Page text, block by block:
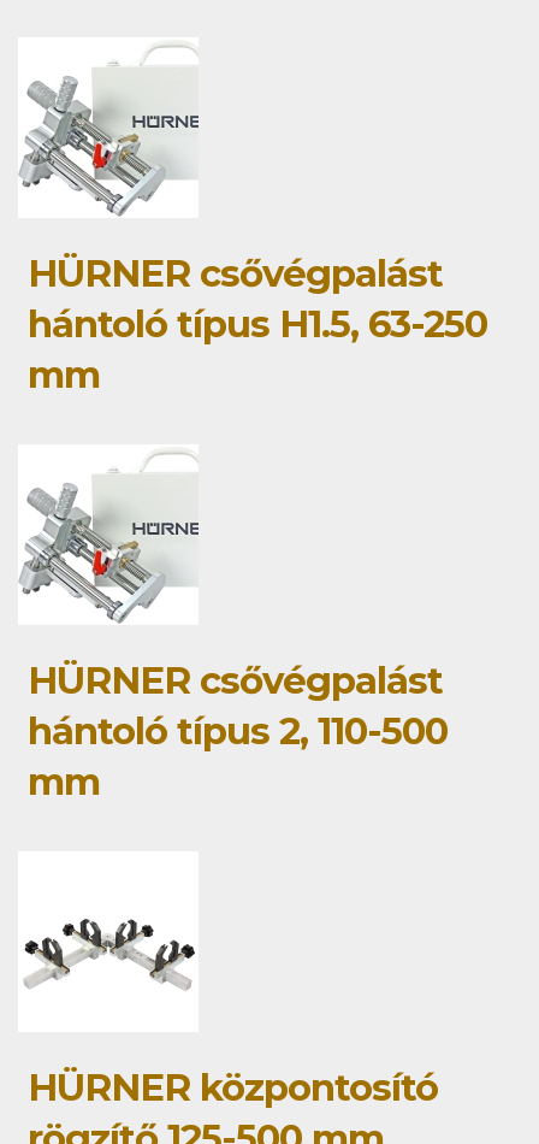
HÜRNER csővégpalást
hántoló típus H1.5, 63-250
mm
HÜRNER csővégpalást
hántoló típus 2, 110-500
mm
HÜRNER központosító